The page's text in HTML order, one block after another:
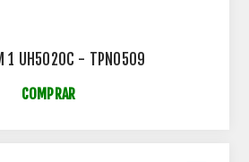
1 UH5020C - TPN0509
COMPRAR